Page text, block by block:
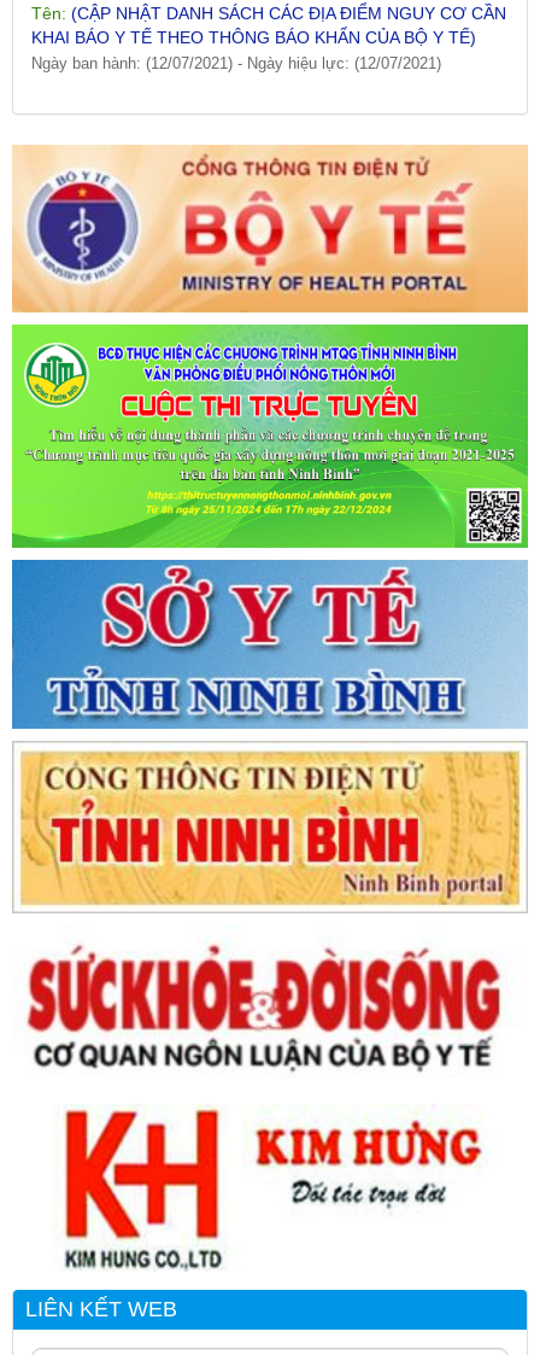
KHAI BÁO Y TẾ THEO THÔNG BÁO KHẨN CỦA BỘ Y TẾ)
Ngày ban hành: (12/07/2021) -Ngày hiệu lực: (12/07/2021)
Ngày ban hành: (09/07/2021) Ngày hiệu lực: (09/07/2021)
Tên: (CẬP NHẬT DANH SÁCH CÁC ĐỊA ĐIỂM NGUY CƠ CẦN
KHAI BÁO Y TẾ THEO THÔNG BÁO KHẨN CỦA BỘ Y TẾ)
Ngày ban hành: (06/07/2021) - Ngày hiệu lực: (06/07/2021)
(CẬP NHẬT DANH SÁCH CÁC ĐỊA ĐIỂM NGUY CƠ CẦN
KHAI BÁO Y TẾ THEO THÔNG BÁO KHẨN CỦA BỘ Y TẾ)
Ngày ban hành: (02/07/2021) -Ngày hiệu lực: (02/07/2021)
LIÊN KẾT WEB